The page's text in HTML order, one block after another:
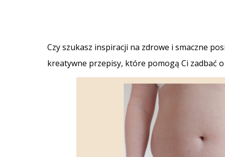
Czy szukasz inspiracji na zdrowe i smaczne
kreatywne przepisy, które pomogą Ci zadbać